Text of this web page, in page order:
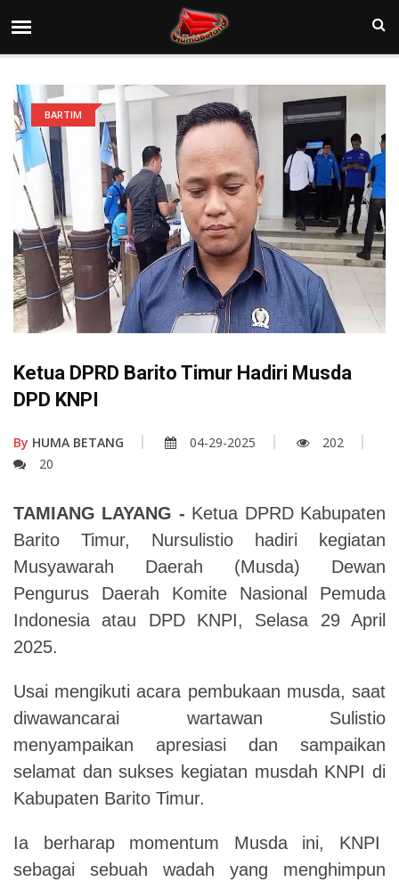
BARTIM
Ketua DPRD Barito Timur Hadiri Musda
DPD KNPI
By HUMA BETANG 04-29-2025
202
20
TAMIANG LAYANG - Ketua DPRD Kabupaten
Barito Timur, Nursulistio hadiri kegiatan
Musyawarah Daerah (Musda) Dewan
Pengurus Daerah Komite Nasional Pemuda
Indonesia atau DPD KNPI, Selasa 29 April
2025.
Usai mengikuti acara pembukaan musda, saat
diwawancarai wartawan Sulistio
menyampaikan apresiasi dan sampaikan
selamat dan sukses kegiatan musdah KNPI di
Kabupaten Barito Timur.
Ia berharap momentum Musda ini, KNPI
sebagai sebuah wadah yang menghimpun